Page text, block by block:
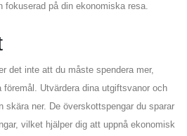
fokuserad på din ekonomiska resa.
det inte att du måste spendera mer,
Utvärdera dina utgiftsvanor och
skära ner. De överskottspengar du sparar
vilket hjälper dig att uppnå ekonomisk